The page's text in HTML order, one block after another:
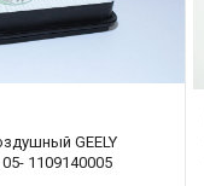
GEELY
1109140005